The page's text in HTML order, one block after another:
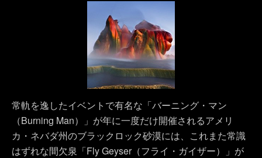
常軌を逸したイベントで有名な「バーニング・マン
（Burning Man）」が年に一度だけ開催されるアメリ
カ・ネバダ州のブラックロック砂漠には、これまた常識
はずれな間欠泉「Fly Geyser（フライ・ガイザー）」が